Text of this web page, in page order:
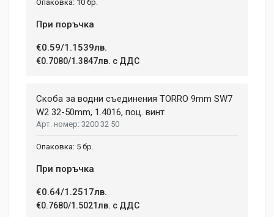
10 бр.
При поръчка
€0.59/1.1539лв.
€0.7080/1.3847лв. с ДДС
Скоба за водни съединения TORRО 9mm SW7
W2 32-50mm, 1.4016, поц. винт
3200 32 50
5 бр.
При поръчка
€0.64/1.2517лв.
€0.7680/1.5021лв. с ДДС